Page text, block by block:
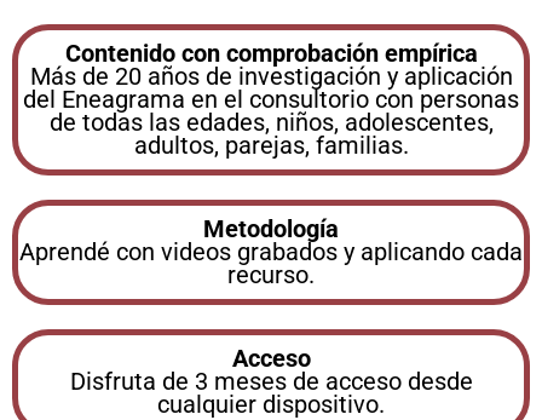
Contenido con comprobación empírica
Más de 20 años de investigación y aplicación
del Eneagrama en el consultorio con personas
de todas las edades, niños, adolescentes,
adultos, parejas, familias.
Metodología
Aprendé con videos grabados y aplicando cada
recurso.
Acceso
Disfruta de 3 meses de acceso desde
cualquier dispositivo.